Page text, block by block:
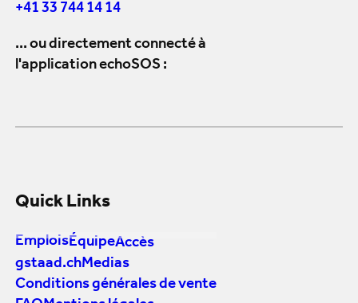
+41 33 744 14 14
... ou directement connecté à
l'application echoSOS :
Quick Links
EmploisÉquipeAccès
gstaad.chMedias
Conditions générales de vente